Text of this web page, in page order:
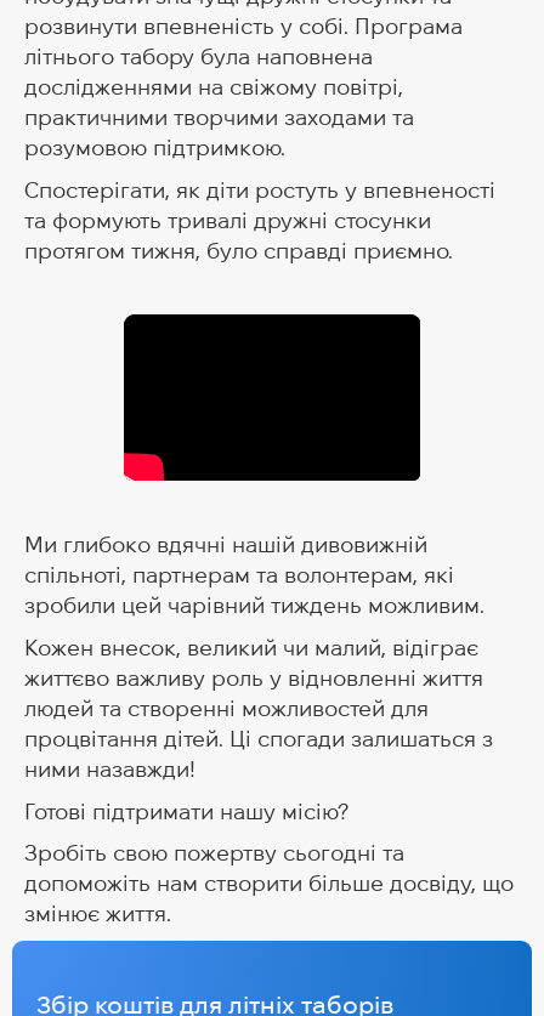
розвинути впевненість у собі. Програма
літнього табору була наповнена
дослідженнями на свіжому повітрі,
практичними творчими заходами та
розумовою підтримкою.
Спостерігати, як діти ростуть у впевненості
та формують тривалі дружні стосунки
протягом тижня, було справді приємно.
Ми глибоко вдячні нашій дивовижній
спільноті, партнерам та волонтерам, які
зробили цей чарівний тиждень можливим.
Кожен внесок, великий чи малий, відіграє
життєво важливу роль у відновленні життя
людей та створенні можливостей для
процвітання дітей. Ці спогади залишаться з
ними назавжди!
Готові підтримати нашу місію?
Зробіть свою пожертву сьогодні та
допоможіть нам створити більше досвіду, що
змінює життя.
Збір коштів для літніх таборів